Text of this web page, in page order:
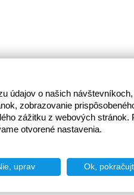
údajov o našich
zobrazovanie
zážitku z webových stránok.
otvorené nastavenia.
uprav Ok,